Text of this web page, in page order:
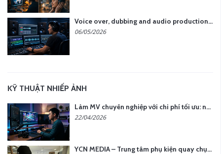
Voice over, dubbing and audio production services in Vietnam for global content
06/05/2026
KỸ THUẬT NHIẾP ẢNH
Làm MV chuyên nghiệp với chi phí tối ưu: nên chọn quay thực tế hay video AI?
22/04/2026
YCN MEDIA – Trung tâm phụ kiện quay chụp tại Hà Nội